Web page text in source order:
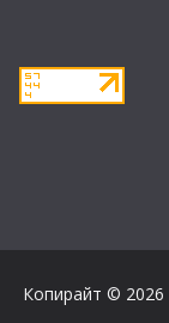
Копирайт © 2026